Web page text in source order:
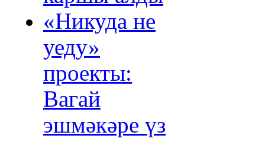
«Никуда не
уеду»
проекты:
Вагай
эшмәкәре үз